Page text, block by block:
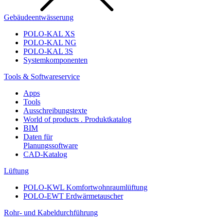
Gebäudeentwässerung
POLO-KAL XS
POLO-KAL NG
POLO-KAL 3S
Systemkomponenten
Tools & Softwareservice
Apps
Tools
Ausschreibungstexte
World of products . Produktkatalog
BIM
Daten für
Planungssoftware
CAD-Katalog
Lüftung
POLO-KWL Komfortwohnraumlüftung
POLO-EWT Erdwärmetauscher
Rohr- und Kabeldurchführung